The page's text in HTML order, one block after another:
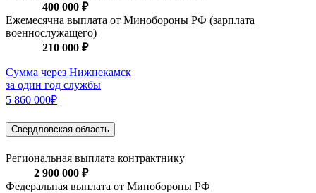
400 000 ₽
Ежемесячна выплата от Минобороны РФ (зарплата
военнослужащего)
210 000 ₽
Сумма через Нижнекамск
за один год службы
5 860 000₽
Свердловская область
Региональная выплата контрактнику
2 900 000 ₽
Федеральная выплата от Минобороны РФ